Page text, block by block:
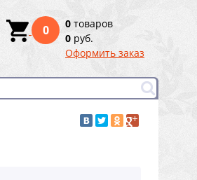
0 0 товаров
0 руб.
Оформить заказ